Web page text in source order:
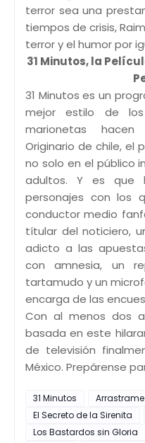
terror sea una
tiempos de crisis,
terror y el humor por
31 Minutos, la
31 Minutos es un
mejor estilo de
marionetas
Originario de chile, el
no solo en el público
adultos. Y es
personajes con los
conductor medio
títular del noticiero,
adicto a las
con amnesia, un
tartamudo y un
encarga de las
Con al menos dos
basada en este
de televisión
México. Prepárense
31 Minutos
El Secreto de la Sirenita
Los Bastardos sin Gloria